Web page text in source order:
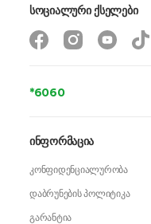
*6060
ინფორმაცია
კონფიდენციალურობა
დაბრუნების პოლიტიკა
გარანტია
სოციალური ქსელები